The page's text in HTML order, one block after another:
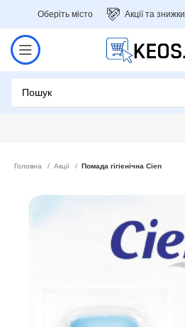
Оберіть місто Акції та знижки
Головна Акції Помада гігієнічна Cien